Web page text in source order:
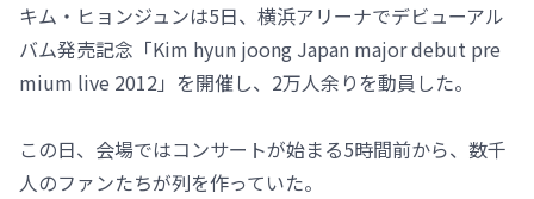
キム・ヒョンジュンは5日、横浜アリーナでデビューアル
バム発売記念「Kim hyun joong Japan major debut pre
mium live 2012」を開催し、2万人余りを動員した。
この日、会場ではコンサートが始まる5時間前から、数千
人のファンたちが列を作っていた。